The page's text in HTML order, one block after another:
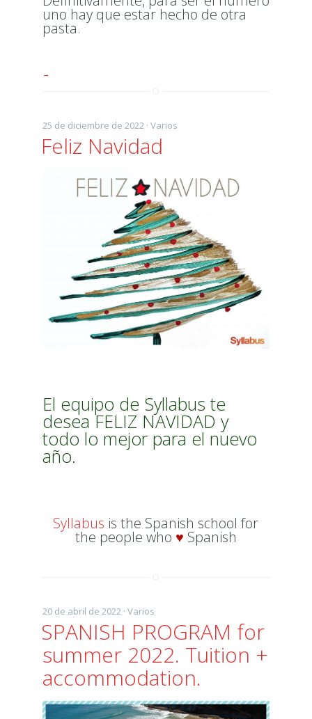
uno hay que estar hecho de otra
pasta.
→
25 de diciembre de 2022 · Varios
Feliz Navidad
El equipo de Syllabus te
desea FELIZ NAVIDAD y
todo lo mejor para el nuevo
año.
Syllabus is the Spanish school for
the people who ♥ Spanish
20 de abril de 2022 · Varios
SPANISH PROGRAM for
summer 2022. Tuition +
accommodation.